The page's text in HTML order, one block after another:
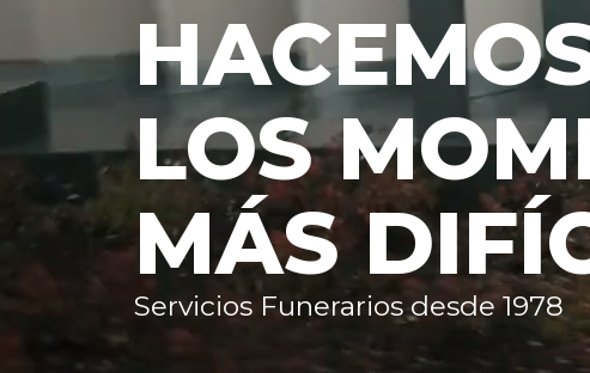
LOS
MÁS
Servicios Funerarios desde 1978